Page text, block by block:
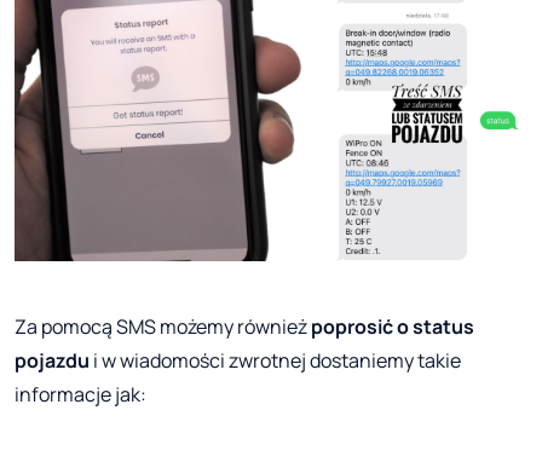
Za pomocą SMS możemy równieżpoprosić o status
pojazdu i w wiadomości zwrotnej dostaniemy takie
informacje jak: